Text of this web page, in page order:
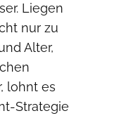
Liegen
nur zu
Alter,
lohnt es
Strategie